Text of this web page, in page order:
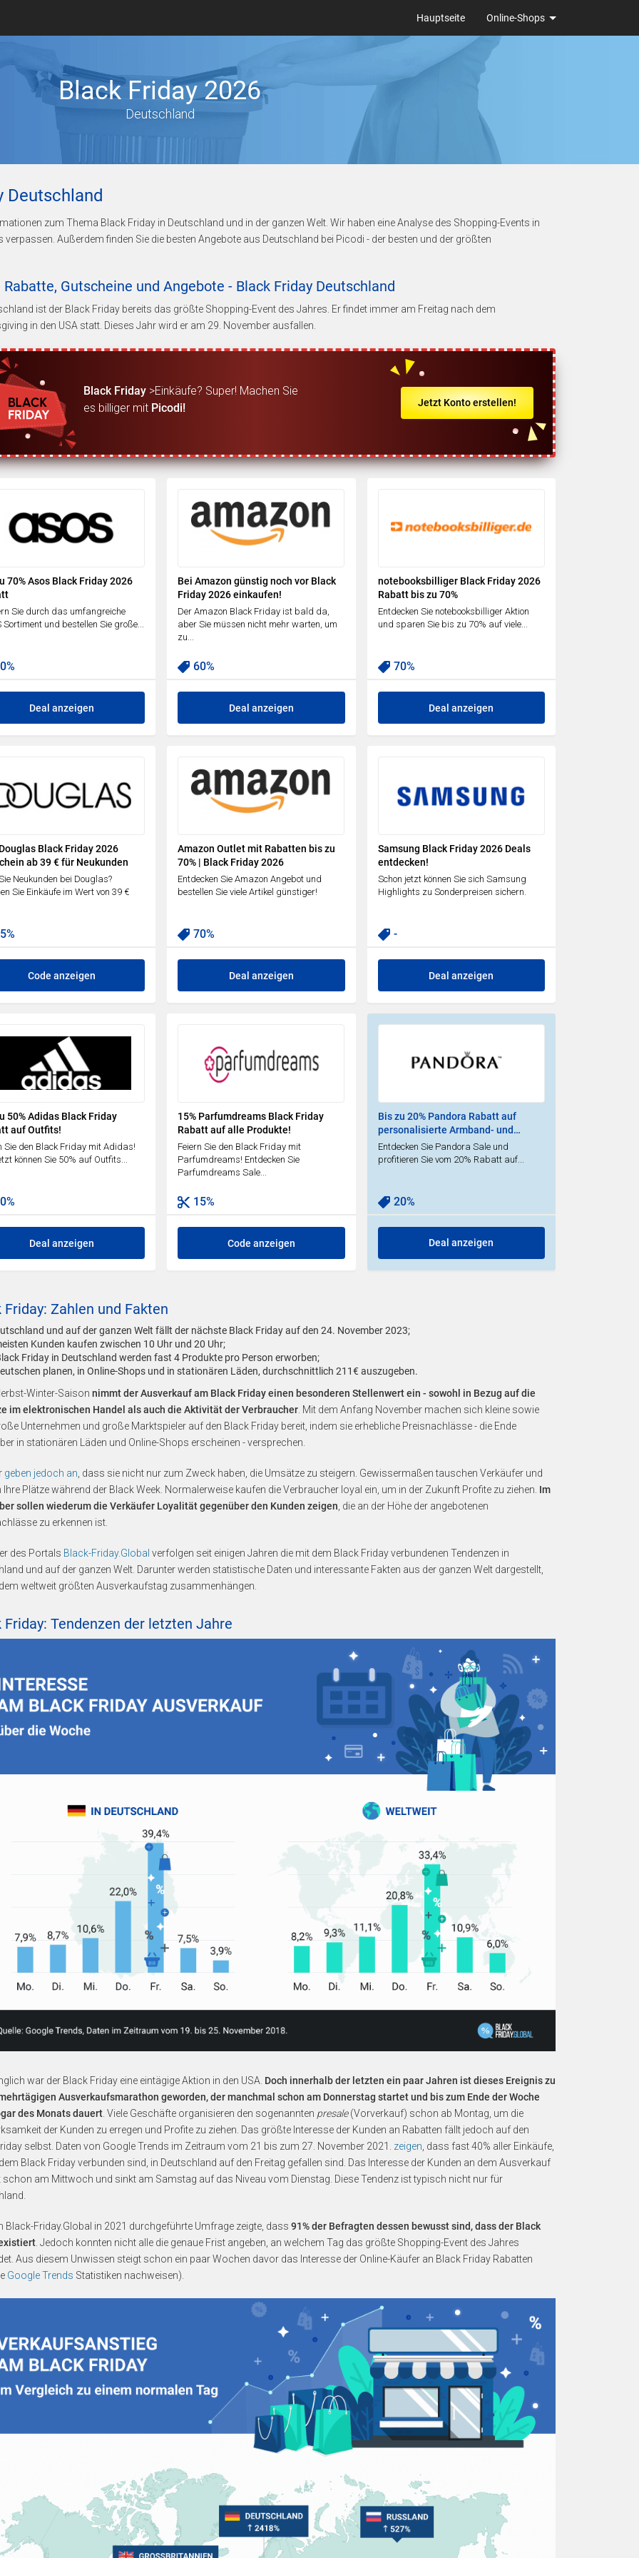
Hauptseite Online-Shops
Black Friday 2026
Deutschland
Deutschland
zum Thema Black Friday in Deutschland und in der ganzen Welt. Wir haben eine Analyse des Shopping-Events in
Außerdem finden Sie die besten Angebote aus Deutschland bei Picodi - der besten und der größten
Rabatte, Gutscheine und Angebote - Black Friday Deutschland
ist der Black Friday bereits das größte Shopping-Event des Jahres. Er findet immer am Freitag nach dem
in den USA statt. Dieses Jahr wird er am 29. November ausfallen.
Black Friday >Einkäufe? Super! Machen Sie
es billiger mit Picodi! Jetzt Konto erstellen!
70% Asos Black Friday 2026
Sie durch das umfangreiche
Sortiment und bestellen Sie große...
Deal anzeigen
Bei Amazon günstig noch vor Black
Friday 2026 einkaufen!
Der Amazon Black Friday ist bald da,
aber Sie müssen nicht mehr warten, um
zu...
60%
Deal anzeigen
notebooksbilliger Black Friday 2026
Rabatt bis zu 70%
Entdecken Sie notebooksbilliger Aktion
und sparen Sie bis zu 70% auf viele...
70%
Deal anzeigen
Black Friday 2026
ab 39 € für Neukunden
Neukunden bei Douglas?
Sie Einkäufe im Wert von 39 €
Code anzeigen
Amazon Outlet mit Rabatten bis zu
70% | Black Friday 2026
Entdecken Sie Amazon Angebot und
bestellen Sie viele Artikel günstiger!
70%
Deal anzeigen
Samsung Black Friday 2026 Deals
entdecken!
Schon jetzt können Sie sich Samsung
Highlights zu Sonderpreisen sichern.
-
Deal anzeigen
50% Adidas Black Friday
auf Outfits!
Sie den Black Friday mit Adidas!
können Sie 50% auf Outfits...
Deal anzeigen
15% Parfumdreams Black Friday
Rabatt auf alle Produkte!
Feiern Sie den Black Friday mit
Parfumdreams! Entdecken Sie
Parfumdreams Sale...
15%
Code anzeigen
Bis zu 20% Pandora Rabatt auf
personalisierte Armband- und
Charm-Sets | Black Friday Deal
Entdecken Sie Pandora Sale und
profitieren Sie vom 20% Rabatt auf...
20%
Deal anzeigen
Friday: Zahlen und Fakten
und auf der ganzen Welt fällt der nächste Black Friday auf den 24. November 2023;
Kunden kaufen zwischen 10 Uhr und 20 Uhr;
Friday in Deutschland werden fast 4 Produkte pro Person erworben;
planen, in Online-Shops und in stationären Läden, durchschnittlich 211€ auszugeben.
Winter-Saison nimmt der Ausverkauf am Black Friday einen besonderen Stellenwert ein - sowohl in Bezug auf die
im elektronischen Handel als auch die Aktivität der Verbraucher . Mit dem Anfang November machen sich kleine sowie
Unternehmen und große Marktspieler auf den Black Friday bereit, indem sie erhebliche Preisnachlässe - die Ende
in stationären Läden und Online-Shops erscheinen - versprechen.
geben jedoch an , dass sie nicht nur zum Zweck haben, die Umsätze zu steigern. Gewissermaßen tauschen Verkäufer und
Ihre Plätze während der Black Week. Normalerweise kaufen die Verbraucher loyal ein, um in der Zukunft Profite zu ziehen. Im
sollen wiederum die Verkäufer Loyalität gegenüber den Kunden zeigen , die an der Höhe der angebotenen
zu erkennen ist.
des Portals Black-Friday.Global verfolgen seit einigen Jahren die mit dem Black Friday verbundenen Tendenzen in
und auf der ganzen Welt. Darunter werden statistische Daten und interessante Fakten aus der ganzen Welt dargestellt,
weltweit größten Ausverkaufstag zusammenhängen.
Friday: Tendenzen der letzten Jahre
war der Black Friday eine eintägige Aktion in den USA. Doch innerhalb der letzten ein paar Jahren ist dieses Ereignis zu
Ausverkaufsmarathon geworden, der manchmal schon am Donnerstag startet und bis zum Ende der Woche
des Monats dauert . Viele Geschäfte organisieren den sogenannten presale(Vorverkauf) schon ab Montag, um die
der Kunden zu erregen und Profite zu ziehen. Das größte Interesse der Kunden an Rabatten fällt jedoch auf den
selbst. Daten von Google Trends im Zeitraum vom 21 bis zum 27. November 2021. zeigen , dass fast 40% aller Einkäufe,
Black Friday verbunden sind, in Deutschland auf den Freitag gefallen sind. Das Interesse der Kunden an dem Ausverkauf
am Mittwoch und sinkt am Samstag auf das Niveau vom Dienstag. Diese Tendenz ist typisch nicht nur für
Black-Friday.Global in 2021 durchgeführte Umfrage zeigte, dass 91% der Befragten dessen bewusst sind, dass der Black
. Jedoch konnten nicht alle die genaue Frist angeben, an welchem Tag das größte Shopping-Event des Jahres
Aus diesem Unwissen steigt schon ein paar Wochen davor das Interesse der Online-Käufer an Black Friday Rabatten
Google Trends Statistiken nachweisen).